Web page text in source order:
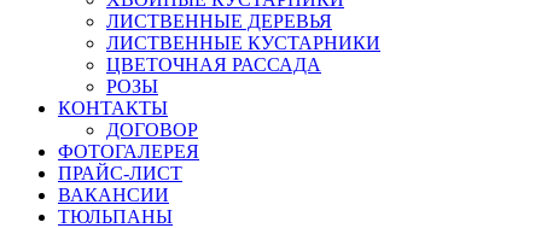
ЛИСТВЕННЫЕ ДЕРЕВЬЯ
ЛИСТВЕННЫЕ КУСТАРНИКИ
ЦВЕТОЧНАЯ РАССАДА
РОЗЫ
КОНТАКТЫ
ДОГОВОР
ФОТОГАЛЕРЕЯ
ПРАЙС-ЛИСТ
ВАКАНСИИ
ТЮЛЬПАНЫ